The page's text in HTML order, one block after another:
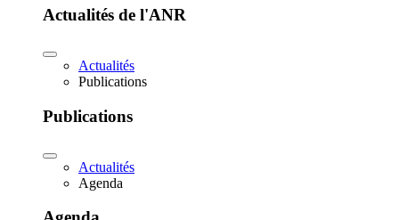
Actualités de l'ANR
Actualités
Publications
Publications
Actualités
Agenda